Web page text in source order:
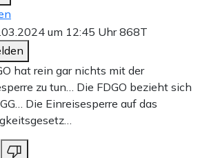
um 12:45 Uhr868T
hat rein gar nichts mit der
zu tun… Die FDGO bezieht sich
Die Einreisesperre auf das